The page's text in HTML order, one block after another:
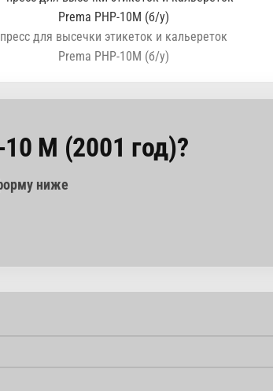
пресс для высечки этикеток и кальереток
Prema PHP-10M (б/у)
M (2001 год)?
ниже